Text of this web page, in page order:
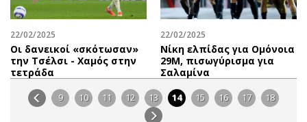
22/02/2025
Οι δανεικοί «σκότωσαν»
την Τσέλσι - Χαμός στην
τετράδα
22/02/2025
Νίκη ελπίδας για Ομόνοια
29Μ, πισωγύρισμα για
Σαλαμίνα
9 10 11 12 13 14 15 16 17 18